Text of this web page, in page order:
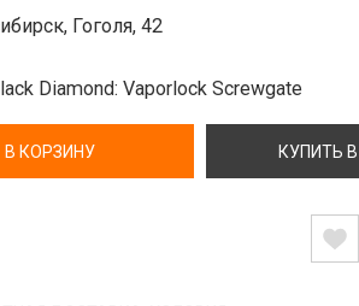
Гоголя, 42
Diamond: Vaporlock Screwgate
В КОРЗИНУ КУПИТЬ